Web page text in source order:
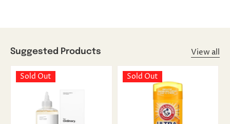
Suggested Products View all
Sold Out Sold Out